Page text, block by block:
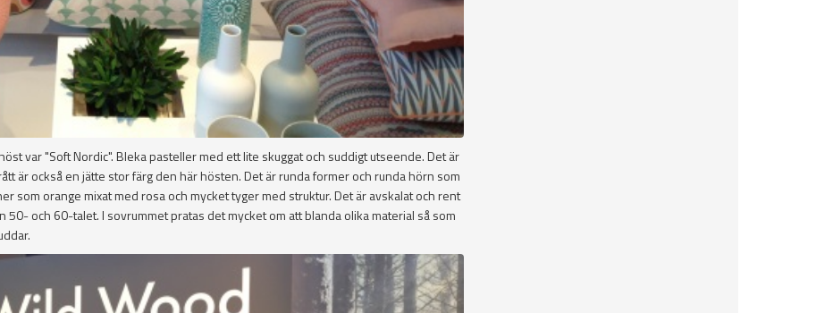
var "Soft Nordic". Bleka pasteller med ett lite skuggat och suddigt utseende. Det är
är också en jätte stor färg den här hösten. Det är runda former och runda hörn som
som orange mixat med rosa och mycket tyger med struktur. Det är avskalat och rent
och 60-talet. I sovrummet pratas det mycket om att blanda olika material så som